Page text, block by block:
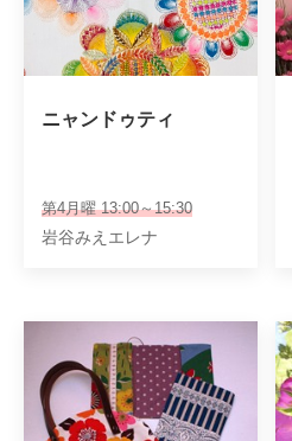
ニャンドゥティ
第4月曜 13:00～15:30
岩谷みえエレナ